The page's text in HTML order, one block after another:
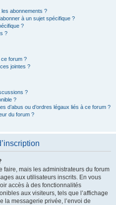
abonnements ?
à un sujet spécifique ?
?
?
forum ?
jointes ?
?
?
d’abus ou d’ordres légaux liés à ce forum ?
du forum ?
faire, mais les administrateurs du forum
aux utilisateurs inscrits. En vous
accès à des fonctionnalités
aux visiteurs, tels que l’affichage
la messagerie privée, l’envoi de